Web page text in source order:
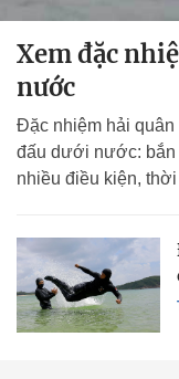
Xem đặc
nước
Đặc nhiệm hải quân
đấu dưới nước: bắn
nhiều điều kiện,